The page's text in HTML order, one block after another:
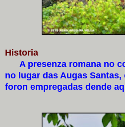
Historia
A presenza romana no
no lugar das Augas
foron empregadas dende